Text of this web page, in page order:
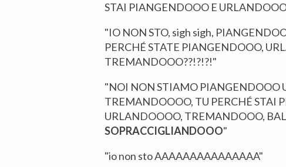
STAI PIANGENDOOO E
"IO NON STO, sigh sigh,
PERCHÉ STATE PIANGENDOOO,
TREMANDOOO??!?!?!"
"NOI NON STIAMO PIANGENDOOO
TREMANDOOOO, TU PERCHÉ STAI
URLANDOOOO, TREMANDOOO,
SOPRACCIGLIANDOOO"
"io non sto AAAAAAAAAAAAAAA"